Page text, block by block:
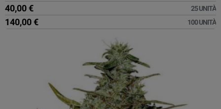
40,00 € 25 UNITÀ
140,00 € 100 UNITÀ